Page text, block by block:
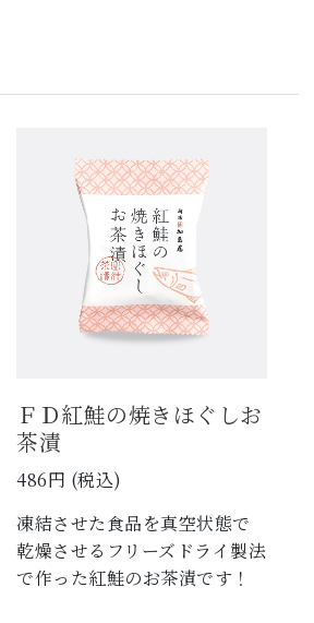
ＦＤ紅鮭の焼きほぐしお
茶漬
486円 (税込)
凍結させた食品を真空状態で
乾燥させるフリーズドライ製法
で作った紅鮭のお茶漬です！